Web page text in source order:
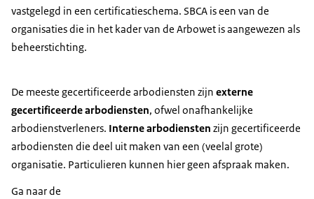
vastgelegd in een certificatieschema. SBCA is een van de
organisaties die in het kader van de Arbowet is aangewezen als
beheerstichting.
De meeste gecertificeerde arbodiensten zijn externe
gecertificeerde arbodiensten, ofwel onafhankelijke
arbodienstverleners. Interne arbodiensten zijn gecertificeerde
arbodiensten die deel uit maken van een (veelal grote)
organisatie. Particulieren kunnen hier geen afspraak maken.
Ga naar de